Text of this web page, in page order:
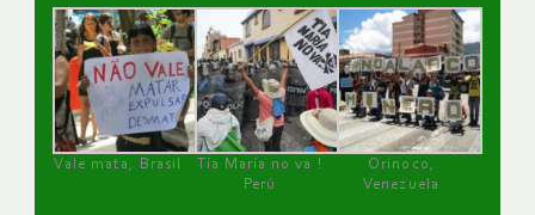
Vale mata, Brasil
Tía María no va !
Perú
Orinoco,
Venezuela